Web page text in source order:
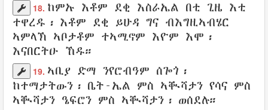
18. ከምኡ እቶም ደቂ እስራኤል በቲ ጊዜ እቲ
ተዋረዱ ፡ እቶም ደቂ ይሁዳ ግና ብእግዚኣብሄር
ኣምላኽ ኣቦታቶም ተኣሚኖም እዮም እሞ፡
እናበርትዑ ኸዱ።
19. ኣቢያ ድማ ንየሮብዓም ሰጐጎ ፡
ከተማታትውን ፡ ቤት-ኤል ምስ ኣቚሻታን የሳና ምስ
ኣቚሻታን ዔፍሮን ምስ ኣቚሻታን፡ ወሰደሉ።